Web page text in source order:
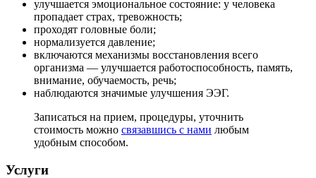
улучшается эмоциональное состояние: у человека
пропадает страх, тревожность;
проходят головные боли;
нормализуется давление;
включаются механизмы восстановления всего
организма — улучшается работоспособность, память,
внимание, обучаемость, речь;
наблюдаются значимые улучшения ЭЭГ.
Записаться на прием, процедуры, уточнить
стоимость можно связавшись с нами любым
удобным способом.
Услуги